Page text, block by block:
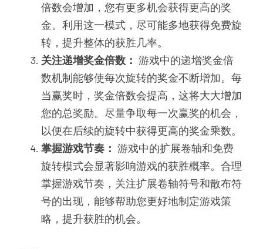
倍数会增加，您有更多机会获得更高的奖
金。利用这一模式，尽可能多地获得免费旋
转，提升整体的获胜几率。
关注递增奖金倍数： 游戏中的递增奖金倍
数机制能够使每次旋转的奖金不断增加。每
当赢奖时，奖金倍数会提高，这将大大增加
您的总奖励。尽量争取每一次赢奖的机会，
以便在后续的旋转中获得更高的奖金乘数。
掌握游戏节奏： 游戏中的扩展卷轴和免费
旋转模式会显著影响游戏的获胜概率。合理
掌握游戏节奏，关注扩展卷轴符号和散布符
号的出现，能够帮助您更好地制定游戏策
略，提升获胜的机会。